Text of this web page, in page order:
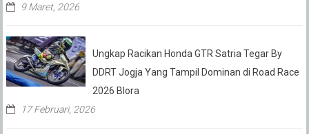
9 Maret, 2026
Ungkap Racikan Honda GTR Satria Tegar By
DDRT Jogja Yang Tampil Dominan di Road Race
2026 Blora
17 Februari, 2026